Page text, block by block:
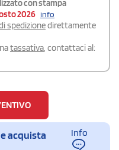
con stampa
2026 info
spedizionedirettamente
tassativa, contattaci al:
acquista
Info